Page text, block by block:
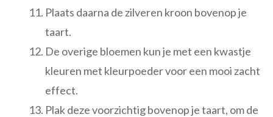
Plaats daarna de zilveren kroon bovenop je
taart.
De overige bloemen kun je met een kwastje
kleuren met kleurpoeder voor een mooi zacht
effect.
Plak deze voorzichtig bovenop je taart, om de